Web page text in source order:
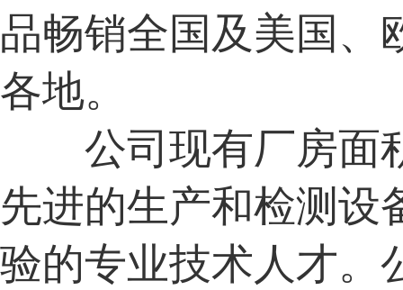
品畅销全国及美国、
各地。
公司现有厂房面
先进的生产和检测设
验的专业技术人才。